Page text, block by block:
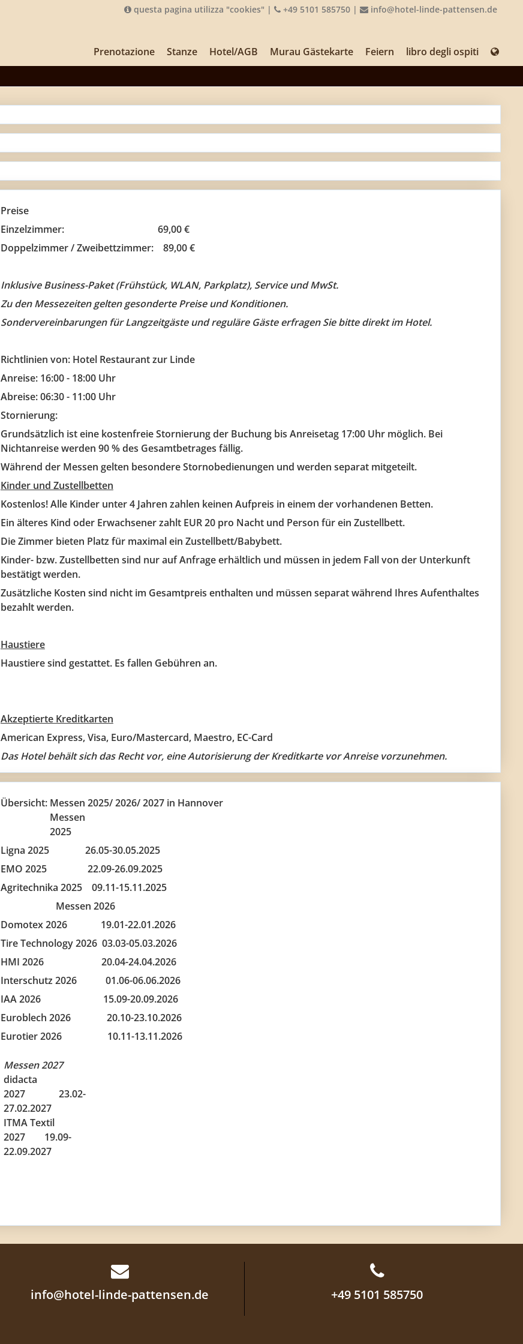
questa pagina utilizza "cookies" | +49 5101 585750 | info@hotel-linde-pattensen.de
Prenotazione Stanze Hotel/AGB Murau Gästekarte Feiern libro degli ospiti
Preise
Einzelzimmer: 69,00 €
Doppelzimmer / Zweibettzimmer: 89,00 €
Inklusive Business-Paket (Frühstück, WLAN, Parkplatz), Service und MwSt.
Zu den Messezeiten gelten gesonderte Preise und Konditionen.
Sondervereinbarungen für Langzeitgäste und reguläre Gäste erfragen Sie bitte direkt im Hotel.
Richtlinien von: Hotel Restaurant zur Linde
Anreise: 16:00 - 18:00 Uhr
Abreise: 06:30 - 11:00 Uhr
Stornierung:
Grundsätzlich ist eine kostenfreie Stornierung der Buchung bis Anreisetag 17:00 Uhr möglich. Bei
Nichtanreise werden 90 % des Gesamtbetrages fällig.
Während der Messen gelten besondere Stornobedienungen und werden separat mitgeteilt.
Kinder und Zustellbetten
Kostenlos! Alle Kinder unter 4 Jahren zahlen keinen Aufpreis in einem der vorhandenen Betten.
Ein älteres Kind oder Erwachsener zahlt EUR 20 pro Nacht und Person für ein Zustellbett.
Die Zimmer bieten Platz für maximal ein Zustellbett/Babybett.
Kinder- bzw. Zustellbetten sind nur auf Anfrage erhältlich und müssen in jedem Fall von der Unterkunft
bestätigt werden.
Zusätzliche Kosten sind nicht im Gesamtpreis enthalten und müssen separat während Ihres Aufenthaltes
bezahlt werden.
Haustiere
Haustiere sind gestattet. Es fallen Gebühren an.
Akzeptierte Kreditkarten
American Express, Visa, Euro/Mastercard, Maestro, EC-Card
Das Hotel behält sich das Recht vor, eine Autorisierung der Kreditkarte vor Anreise vorzunehmen.
Übersicht: Messen 2025/ 2026/ 2027 in Hannover
Messen
2025
Ligna 2025 26.05-30.05.2025
EMO 2025 22.09-26.09.2025
Agritechnika 2025 09.11-15.11.2025
Messen 2026
Domotex 2026 19.01-22.01.2026
Tire Technology 2026 03.03-05.03.2026
HMI 2026 20.04-24.04.2026
Interschutz 2026 01.06-06.06.2026
IAA 2026 15.09-20.09.2026
Euroblech 2026 20.10-23.10.2026
Eurotier 2026 10.11-13.11.2026
Messen 2027
didacta
2027 23.02-
27.02.2027
ITMA Textil
2027 19.09-
22.09.2027
info@hotel-linde-pattensen.de +49 5101 585750